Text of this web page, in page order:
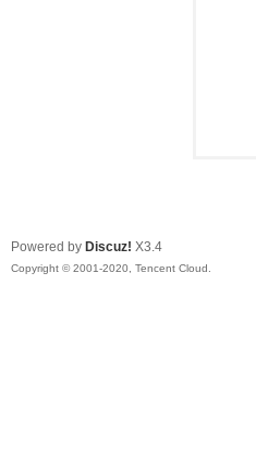
Powered by Discuz! X3.4
Copyright © 2001-2020, Tencent Cloud.